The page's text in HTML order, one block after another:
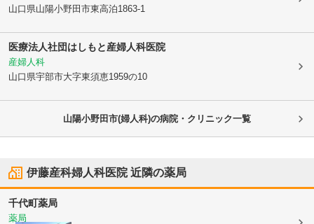
山口県山陽小野田市東高泊1863-1
医療法人社団はしもと産婦人科医院
産婦人科
山口県宇部市大字東須恵1959の10
山陽小野田市(婦人科)の病院・クリニック一覧
伊藤産科婦人科医院近隣の薬局
千代町薬局
薬局